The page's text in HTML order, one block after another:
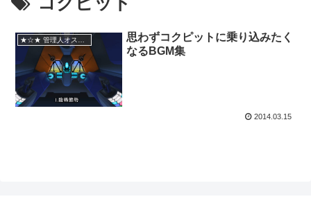
思わずコクピットに乗り込みたく
なるBGM集
2014.03.15